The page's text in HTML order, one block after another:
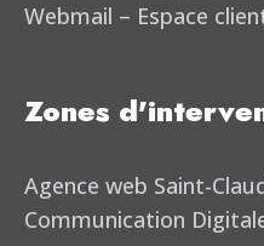
Webmail – Espace
Zones
Agence web Saint-
Communication